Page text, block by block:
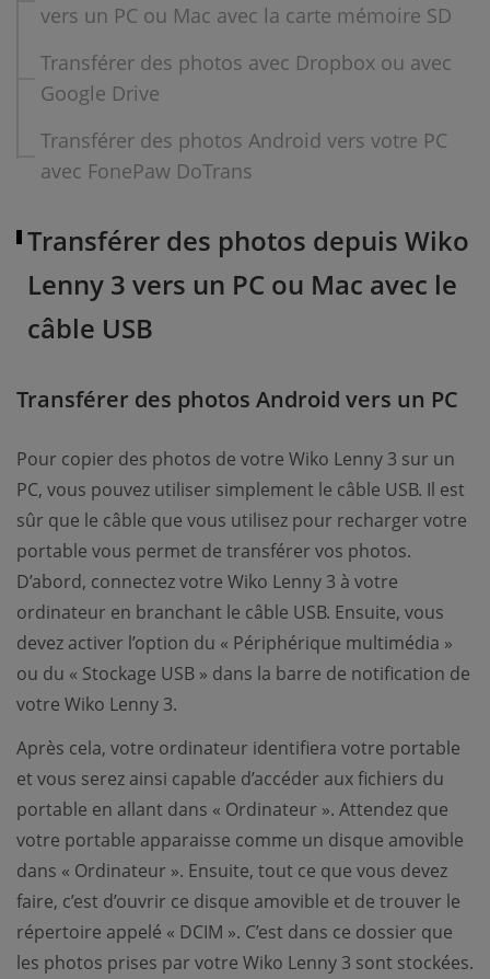
vers un PC ou Mac avec la carte mémoire SD
Transférer des photos avec Dropbox ou avec
Google Drive
Transférer des photos Android vers votre PC
avec FonePaw DoTrans
Transférer des photos depuis Wiko
Lenny 3 vers un PC ou Mac avec le
câble USB
Transférer des photos Android vers un PC
Pour copier des photos de votre Wiko Lenny 3 sur un
PC, vous pouvez utiliser simplement le câble USB. Il est
sûr que le câble que vous utilisez pour recharger votre
portable vous permet de transférer vos photos.
D’abord, connectez votre Wiko Lenny 3 à votre
ordinateur en branchant le câble USB. Ensuite, vous
devez activer l’option du « Périphérique multimédia »
ou du « Stockage USB » dans la barre de notification de
votre Wiko Lenny 3.
Après cela, votre ordinateur identifiera votre portable
et vous serez ainsi capable d’accéder aux fichiers du
portable en allant dans « Ordinateur ». Attendez que
votre portable apparaisse comme un disque amovible
dans « Ordinateur ». Ensuite, tout ce que vous devez
faire, c’est d’ouvrir ce disque amovible et de trouver le
répertoire appelé « DCIM ». C’est dans ce dossier que
les photos prises par votre Wiko Lenny 3 sont stockées.